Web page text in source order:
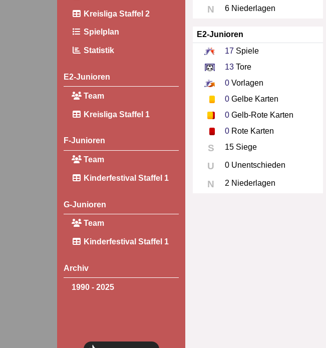
Kreisliga Staffel 2
Spielplan
Statistik
E2-Junioren
Team
Kreisliga Staffel 1
F-Junioren
Team
Kinderfestival Staffel 1
G-Junioren
Team
Kinderfestival Staffel 1
Archiv
1990 - 2025
N 6 Niederlagen
E2-Junioren
17 Spiele
13 Tore
0 Vorlagen
0 Gelbe Karten
0 Gelb-Rote Karten
0 Rote Karten
S 15 Siege
U 0 Unentschieden
N 2 Niederlagen